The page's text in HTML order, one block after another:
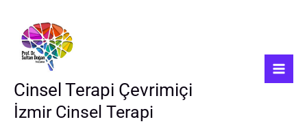
Cinsel Terapi Çevrimiçi
İzmir Cinsel Terapi